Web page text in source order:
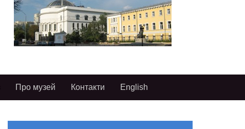
Про музей Контакти English